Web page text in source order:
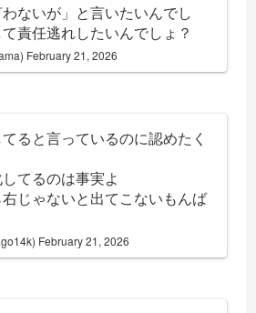
わないが」と言いたいんでし
責任逃れしたいんでしょ？
February 21, 2026
ると言っているのに認めたく
てるのは事実よ
じゃないと出てこないもんば
February 21, 2026